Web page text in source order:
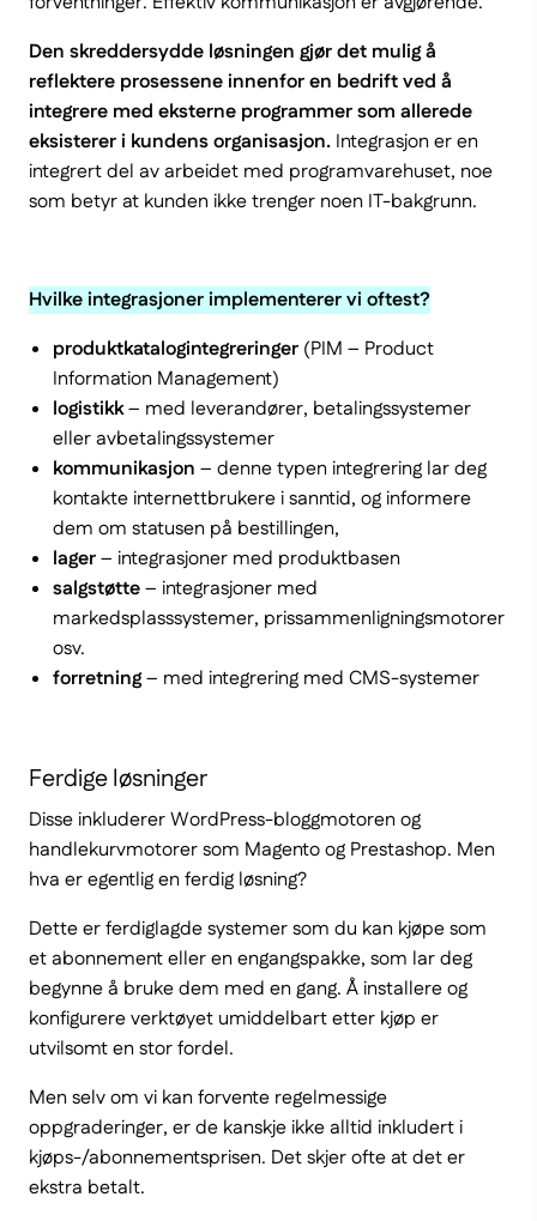
Den skreddersydde løsningen gjør det mulig å
reflektere prosessene innenfor en bedrift ved å
integrere med eksterne programmer som allerede
eksisterer i kundens organisasjon. Integrasjon er en
integrert del av arbeidet med programvarehuset, noe
som betyr at kunden ikke trenger noen IT-bakgrunn.
Hvilke integrasjoner implementerer vi oftest?
produktkatalogintegreringer (PIM – Product
Information Management)
logistikk– med leverandører, betalingssystemer
eller avbetalingssystemer
kommunikasjon – denne typen integrering lar deg
kontakte internettbrukere i sanntid, og informere
dem om statusen på bestillingen,
lager– integrasjoner med produktbasen
salgstøtte– integrasjoner med
markedsplasssystemer, prissammenligningsmotorer
osv.
forretning– med integrering med CMS-systemer
Ferdige løsninger
Disse inkluderer WordPress-bloggmotoren og
handlekurvmotorer som Magento og Prestashop. Men
hva er egentlig en ferdig løsning?
Dette er ferdiglagde systemer som du kan kjøpe som
et abonnement eller en engangspakke, som lar deg
begynne å bruke dem med en gang. Å installere og
konfigurere verktøyet umiddelbart etter kjøp er
utvilsomt en stor fordel.
Men selv om vi kan forvente regelmessige
oppgraderinger, er de kanskje ikke alltid inkludert i
kjøps-/abonnementsprisen. Det skjer ofte at det er
ekstra betalt.